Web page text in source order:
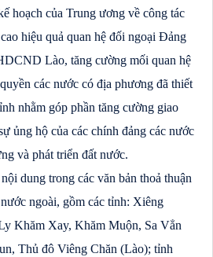
hoạch của Trung ương về công tác
hiệu quả quan hệ đối ngoại Đảng
Lào, tăng cường mối quan hệ
các nước có địa phương đã thiết
nhằm góp phần tăng cường giao
ủng hộ của các chính đảng các nước
và phát triển đất nước.
dung trong các văn bản thoả thuận
ngoài, gồm các tỉnh: Xiêng
Khăm Xay, Khăm Muộn, Sa Vẳn
Thủ đô Viêng Chăn (Lào); tỉnh